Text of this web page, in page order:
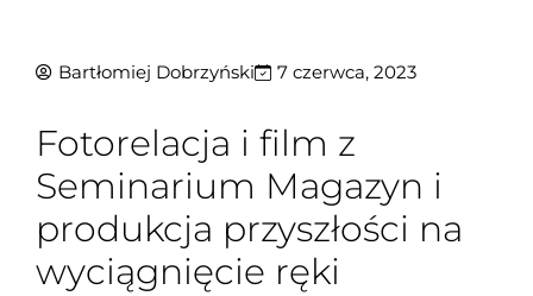
Bartłomiej Dobrzyński 7 czerwca, 2023
Fotorelacja i film z
Seminarium Magazyn i
produkcja przyszłości na
wyciągnięcie ręki